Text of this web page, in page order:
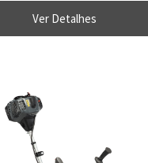
Ver Detalhes